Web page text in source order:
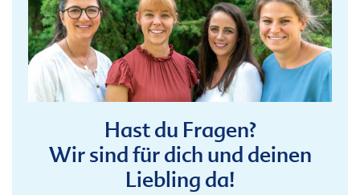
Hast du Fragen?
Wir sind für dich und deinen
Liebling da!